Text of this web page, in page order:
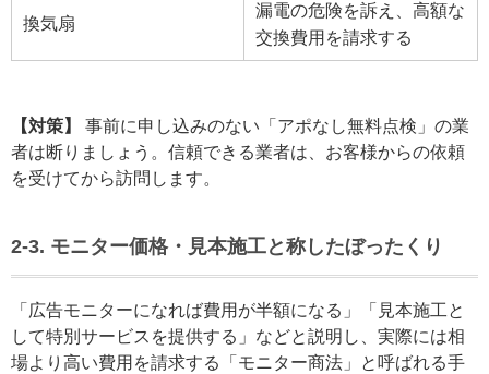
換気扇
漏電の危険を訴え、高額な
交換費用を請求する
【対策】
事前に申し込みのない「アポなし無料点検」の業
者は断りましょう。信頼できる業者は、お客様からの依頼
を受けてから訪問します。
2-3. モニター価格・見本施工と称したぼったくり
「広告モニターになれば費用が半額になる」「見本施工と
して特別サービスを提供する」などと説明し、実際には相
場より高い費用を請求する「モニター商法」と呼ばれる手